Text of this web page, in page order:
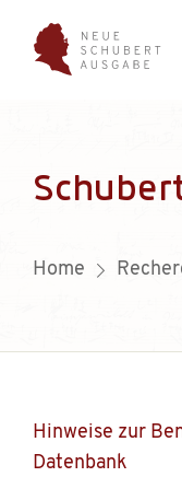
Home
Hinweise zur
Datenbank